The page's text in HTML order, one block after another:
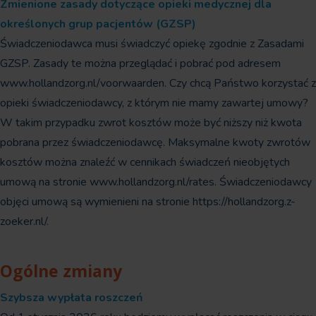
Zmienione zasady dotyczące opieki medycznej dla
określonych grup pacjentów (GZSP)
Świadczeniodawca musi świadczyć opiekę zgodnie z Zasadami
GZSP. Zasady te można przeglądać i pobrać pod adresem
www.hollandzorg.nl/voorwaarden. Czy chcą Państwo korzystać z
opieki świadczeniodawcy, z którym nie mamy zawartej umowy?
W takim przypadku zwrot kosztów może być niższy niż kwota
pobrana przez świadczeniodawcę. Maksymalne kwoty zwrotów
kosztów można znaleźć w cennikach świadczeń nieobjętych
umową na stronie www.hollandzorg.nl/rates. Świadczeniodawcy
objęci umową są wymienieni na stronie https://hollandzorg.z-
zoeker.nl/.
Ogólne zmiany
Szybsza wypłata roszczeń